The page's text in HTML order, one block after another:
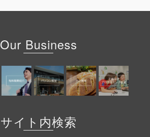
Our Business
サイト内検索